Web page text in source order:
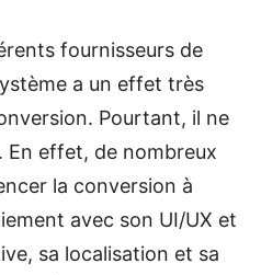
fournisseurs de
a un effet très
Pourtant, il ne
En effet, de nombreux
la conversion à
avec son UI/UX et
sa localisation et sa